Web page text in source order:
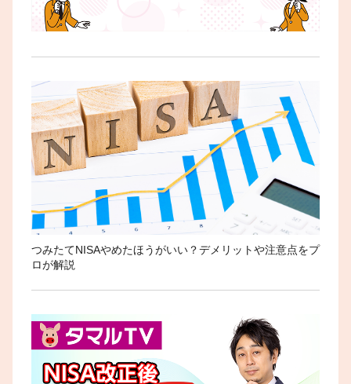
つみたてNISAやめたほうがいい？デメリットや注意点をプ
ロが解説